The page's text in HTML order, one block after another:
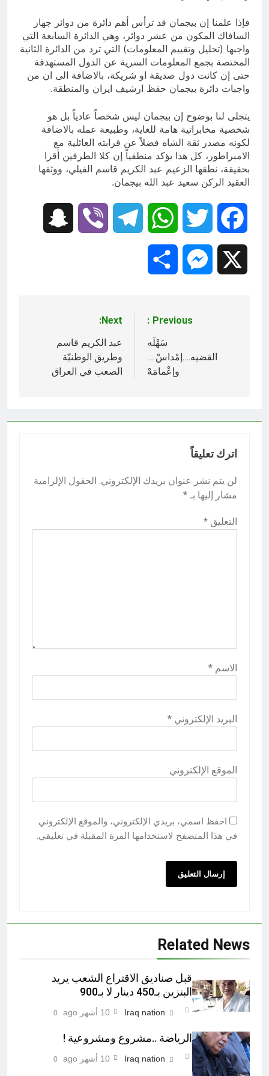
فإذا علمنا إن بيجمان قد ترأس أهم دائرة من دوائر جهاز
السافاك المكون من عشر دوائر، وهي الدائرة السابعة التي
واجبها (تحليل وتقييم المعلومات) التي ترد من الدائرة الثانية
المختصة بجمع المعلومات السرية عن الدول المستهدفة
حتى إن كانت دول صديقة او شريكة، بالاضافة الى ان من
واجبات دائرة بيجمان حفظ ارشيف ايران والمنطقة.
يتجلى لنا بوضوح إن بيجمان ليس شخصاً عادياً بل هو
شخصية مخابراتية هامة للغاية، وطبيعة عمله بالاضافة
لكونه مصدر ثقة الشاه فضلاً عن قرابته العائلية مع
الامبراطور، كل هذا يؤكد منطقياً إن كلا الطرفين أقرا
بحقيقة، نطقها الزعيم عبد الكريم قاسم الفيلي، ووثقها
العقيد الركن سعيد عبد الله بيجمان.
Facebook
Twitter
WhatsApp
Telegram
Viber
Messenger
Previous:
سَهْلَه
القضيه….إمْداسْ …
وإعْمامَهْ
Next:
عبد الكريم قاسم
وطريق الوطنيّة
الصعب في العراق
اترك تعليقاً
لن يتم نشر عنوان بريدك الإلكتروني. الحقول الإلزامية
مشار إليها بـ *
التعليق *
الاسم *
البريد الإلكتروني *
الموقع الإلكتروني
احفظ اسمي، بريدي الإلكتروني، والموقع الإلكتروني
في هذا المتصفح لاستخدامها المرة المقبلة في تعليقي.
Related News
قبل صناديق الاقتراع الشعب يريد
البنزين بـ450 دينار لا بـ900
Iraq nation 10 أشهر ago 0
الرياضة ..مشروع ومشروعية !
Iraq nation 10 أشهر ago 0